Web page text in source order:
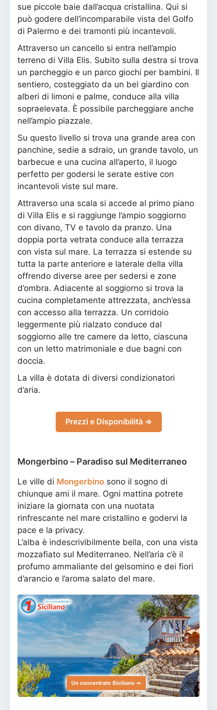
sue piccole baie dall’acqua cristallina. Qui si
può godere dell’incomparabile vista del Golfo
di Palermo e dei tramonti più incantevoli.
Attraverso un cancello si entra nell’ampio
terreno di Villa Elis. Subito sulla destra si trova
un parcheggio e un parco giochi per bambini. Il
sentiero, costeggiato da un bel giardino con
alberi di limoni e palme, conduce alla villa
sopraelevata. È possibile parcheggiare anche
nell’ampio piazzale.
Su questo livello si trova una grande area con
panchine, sedie a sdraio, un grande tavolo, un
barbecue e una cucina all’aperto, il luogo
perfetto per godersi le serate estive con
incantevoli viste sul mare.
Attraverso una scala si accede al primo piano
di Villa Elis e si raggiunge l’ampio soggiorno
con divano, TV e tavolo da pranzo. Una
doppia porta vetrata conduce alla terrazza
con vista sul mare. La terrazza si estende su
tutta la parte anteriore e laterale della villa
offrendo diverse aree per sedersi e zone
d’ombra. Adiacente al soggiorno si trova la
cucina completamente attrezzata, anch’essa
con accesso alla terrazza. Un corridoio
leggermente più rialzato conduce dal
soggiorno alle tre camere da letto, ciascuna
con un letto matrimoniale e due bagni con
doccia.
La villa è dotata di diversi condizionatori
d’aria.
Prezzi e Disponibilità ⇒
Mongerbino – Paradiso sul Mediterraneo
Le ville di Mongerbino sono il sogno di
chiunque ami il mare. Ogni mattina potrete
iniziare la giornata con una nuotata
rinfrescante nel mare cristallino e godervi la
pace e la privacy.
L’alba è indescrivibilmente bella, con una vista
mozzafiato sul Mediterraneo. Nell’aria c’è il
profumo ammaliante del gelsomino e dei fiori
d’arancio e l’aroma salato del mare.